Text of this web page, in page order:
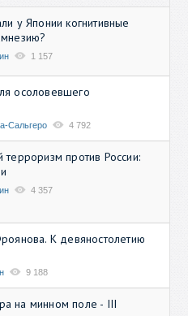
у Японии когнитивные
1 157
осоловевшего
Сальгеро 4 792
терроризм против России:
4 357
К девяностолетию
9 188
на минном поле - III